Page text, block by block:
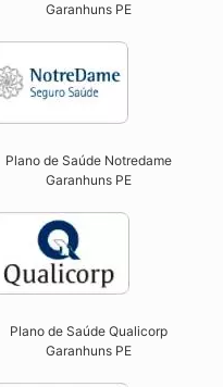
Garanhuns PE​
Plano de Saúde Notredame
Garanhuns PE​
Plano de Saúde Qualicorp
Garanhuns PE​